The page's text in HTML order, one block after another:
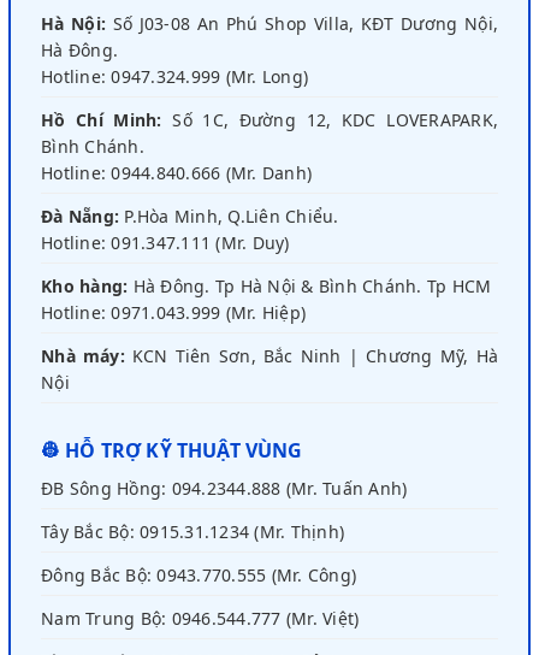
Hà Nội: Số J03-08 An Phú Shop Villa, KĐT Dương Nội,
Hà Đông.
Hotline: 0947.324.999 (Mr. Long)
Hồ Chí Minh: Số 1C, Đường 12, KDC LOVERAPARK,
Bình Chánh.
Hotline: 0944.840.666 (Mr. Danh)
Đà Nẵng: P.Hòa Minh, Q.Liên Chiểu.
Hotline: 091.347.111 (Mr. Duy)
Kho hàng: Hà Đông. Tp Hà Nội & Bình Chánh. Tp HCM
Hotline: 0971.043.999 (Mr. Hiệp)
Nhà máy: KCN Tiên Sơn, Bắc Ninh | Chương Mỹ, Hà
Nội
👷 HỖ TRỢ KỸ THUẬT VÙNG
ĐB Sông Hồng: 094.2344.888 (Mr. Tuấn Anh)
Tây Bắc Bộ: 0915.31.1234 (Mr. Thịnh)
Đông Bắc Bộ: 0943.770.555 (Mr. Công)
Nam Trung Bộ: 0946.544.777 (Mr. Việt)